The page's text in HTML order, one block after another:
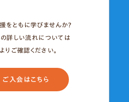
をともに学びませんか？
詳しい流れについては
りご確認ください。
ご入会はこちら